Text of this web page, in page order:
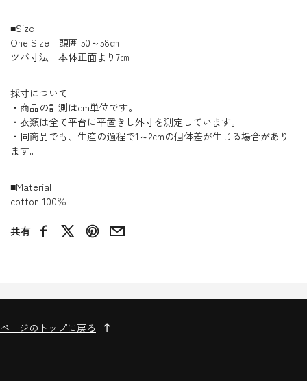
■Size
One Size 頭囲 50～58㎝
ツバ寸法 本体正面より7㎝
採寸について
・商品の計測はcm単位です。
・衣類は全て平台に平置きし外寸を測定しています。
・同商品でも、生産の過程で1～2cmの個体差が生じる場合があり
ます。
■Material
cotton 100％
共有 Facebook
X PinterestEmail
ページのトップに戻る